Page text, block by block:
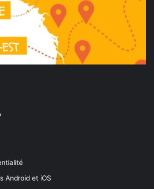
Android et iOS